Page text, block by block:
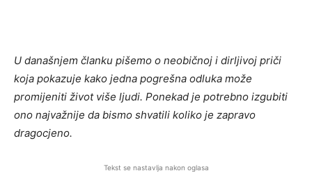
U današnjem članku pišemo o neobičnoj i dirljivoj priči
koja pokazuje kako jedna pogrešna odluka može
promijeniti život više ljudi. Ponekad je potrebno izgubiti
ono najvažnije da bismo shvatili koliko je zapravo
dragocjeno.
Tekst se nastavlja nakon oglasa